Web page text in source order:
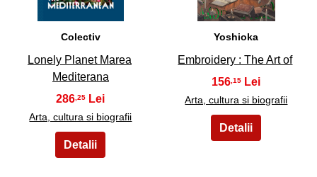
Colectiv
Lonely Planet Marea
Mediterana
286,25
Arta, cultura si biografii
Yoshioka
Embroidery : The Art of
156,15
Arta, cultura si biografii